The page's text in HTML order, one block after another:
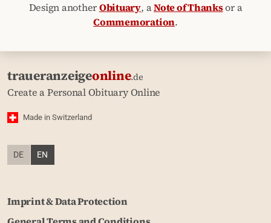
Design anotherObituary, aNote of Thanksor a
Commemoration.
traueranzeigeonline.de
Create a Personal Obituary Online
Made in Switzerland
DE EN
Imprint & Data Protection